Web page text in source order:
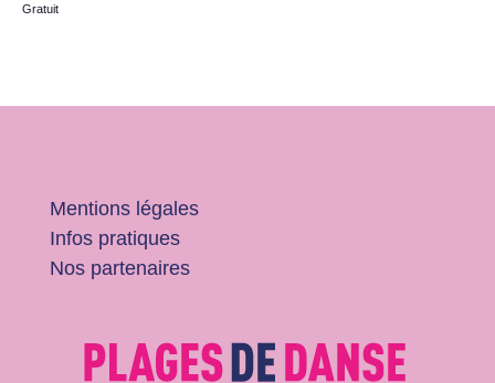
Gratuit
Mentions légales
Infos pratiques
Nos partenaires